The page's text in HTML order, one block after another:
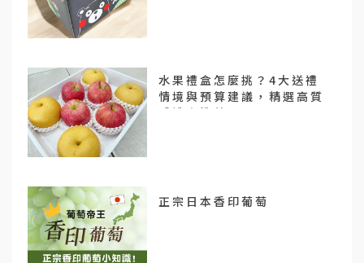
水果禮盒怎麼挑？4大送禮
情境與預算建議，精選高質
感禮盒推薦！
正宗日本香印葡萄